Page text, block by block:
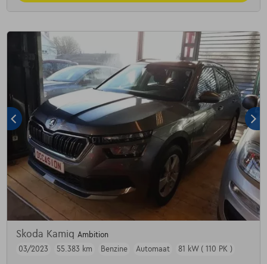
Skoda Kamiq Ambition
03/2023
55.383 km Benzine Automaat 81 kW ( 110 PK )